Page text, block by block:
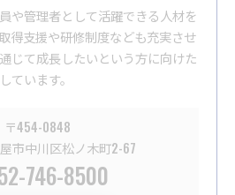
や管理者として活躍できる人材を
得支援や研修制度なども充実させ
じて成長したいという方に向けた
ています。
〒454-0848
市中川区松ノ木町2-67
746-8500